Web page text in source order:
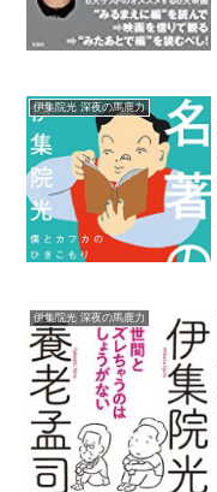
伊集院光 深夜の馬鹿力
伊集院光 深夜の馬鹿力